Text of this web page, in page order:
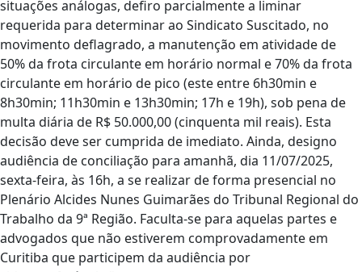
situações análogas, defiro parcialmente a liminar
requerida para determinar ao Sindicato Suscitado, no
movimento deflagrado, a manutenção em atividade de
50% da frota circulante em horário normal e 70% da frota
circulante em horário de pico (este entre 6h30min e
8h30min; 11h30min e 13h30min; 17h e 19h), sob pena de
multa diária de R$ 50.000,00 (cinquenta mil reais). Esta
decisão deve ser cumprida de imediato. Ainda, designo
audiência de conciliação para amanhã, dia 11/07/2025,
sexta-feira, às 16h, a se realizar de forma presencial no
Plenário Alcides Nunes Guimarães do Tribunal Regional do
Trabalho da 9ª Região. Faculta-se para aquelas partes e
advogados que não estiverem comprovadamente em
Curitiba que participem da audiência por